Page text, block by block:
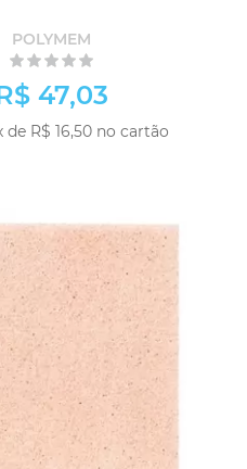
POLYMEM
47,03
de R$ 16,50 no cartão